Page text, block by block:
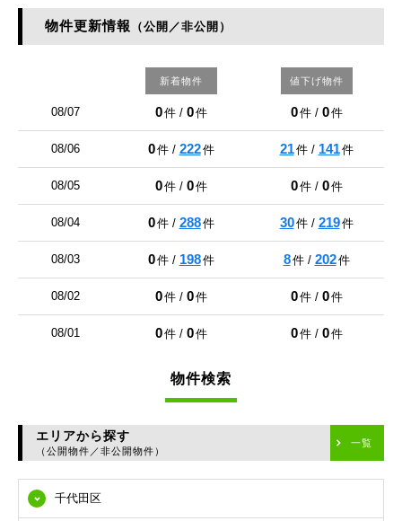
物件更新情報 （公開／非公開）
新着物件 値下げ物件
08/07 0件 / 0件 0件 / 0件
08/06 0件 / 222件 21件 / 141件
08/05 0件 / 0件 0件 / 0件
08/04 0件 / 288件 30件 / 219件
08/03 0件 / 198件 8件 / 202件
08/02 0件 / 0件 0件 / 0件
08/01 0件 / 0件 0件 / 0件
物件検索
エリアから探す
（公開物件／非公開物件）
一覧
千代田区